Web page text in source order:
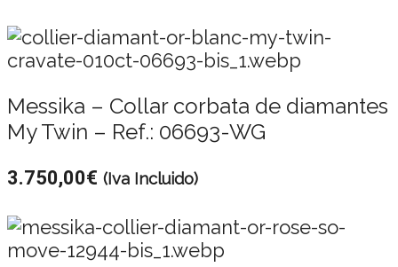
Messika – Collar corbata de diamantes
My Twin – Ref.: 06693-WG
3.750,00€ (Iva Incluido)